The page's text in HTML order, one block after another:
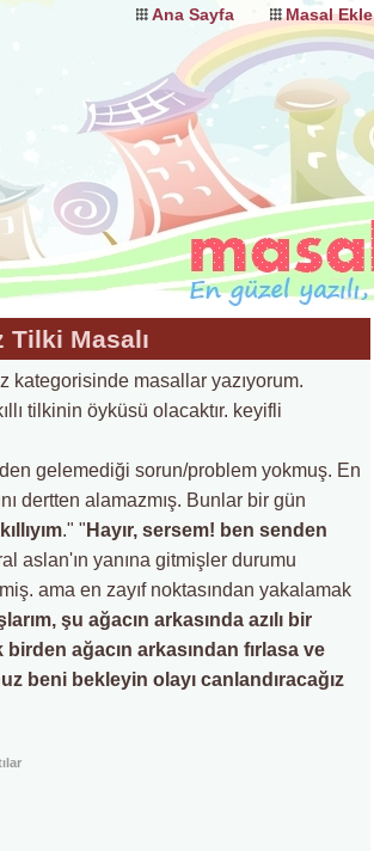
Ana Sayfa Masal Ekle
Tilki Masalı
kategorisinde masallar yazıyorum.
tilkinin öyküsü olacaktır. keyifli
gelemediği sorun/problem yokmuş. En
dertten alamazmış. Bunlar bir gün
." " Hayır, sersem! ben senden
aslan'ın yanına gitmişler durumu
ama en zayıf noktasından yakalamak
şu ağacın arkasında azılı bir
ağacın arkasından fırlasa ve
beni bekleyin olayı canlandıracağız